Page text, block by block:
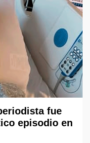
fue
episodio en